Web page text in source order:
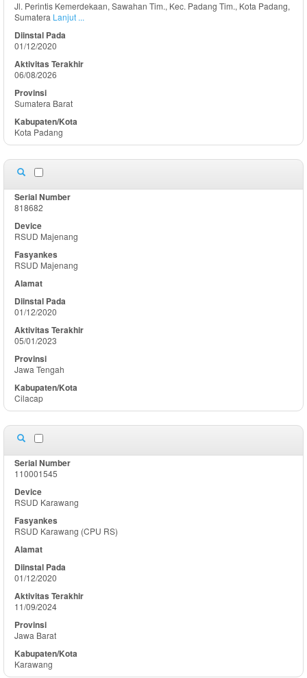
Jl. Perintis Kemerdekaan, Sawahan Tim., Kec. Padang Tim., Kota Padang,
Sumatera Lanjut ...
01/12/2020
06/08/2026
Sumatera Barat
Kota Padang
818682
RSUD Majenang
RSUD Majenang
01/12/2020
05/01/2023
Jawa Tengah
Cilacap
110001545
RSUD Karawang
RSUD Karawang (CPU RS)
01/12/2020
11/09/2024
Jawa Barat
Karawang